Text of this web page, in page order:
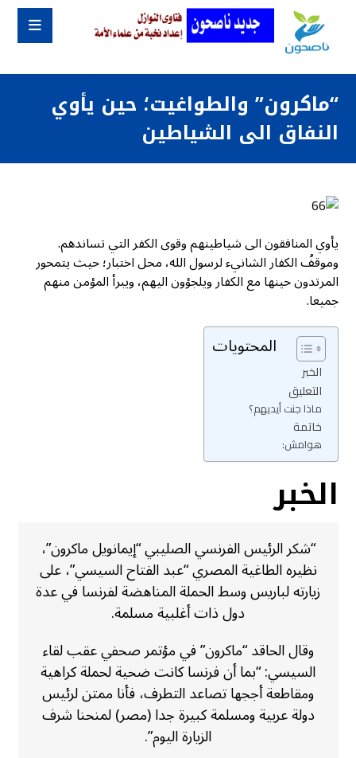
“ماكرون” والطواغيت؛ حين يأوي
النفاق الى الشياطين
يأوي المنافقون الى شياطينهم وقوى الكفر التي تساندهم.
وموقفُ الكفار الشانيء لرسول الله، محل اختبار؛ حيث يتمحور
المرتدون حينها مع الكفار ويلجؤون اليهم، ويبرأ المؤمن منهم
جميعا.
المحتويات
الخبر
التعليق
ماذا جنت أيديهم؟
خاتمة
هوامش:
الخبر
“شكر الرئيس الفرنسي الصليبي “إيمانويل ماكرون”،
نظيره الطاغية المصري “عبد الفتاح السيسي”، على
زيارته لباريس وسط الحملة المناهضة لفرنسا في عدة
دول ذات أغلبية مسلمة.
وقال الحاقد “ماكرون” في مؤتمر صحفي عقب لقاء
السيسي: “بما أن فرنسا كانت ضحية لحملة كراهية
ومقاطعة أججها تصاعد التطرف، فأنا ممتن لرئيس
دولة عربية ومسلمة كبيرة جدا (مصر) لمنحنا شرف
الزيارة اليوم”.